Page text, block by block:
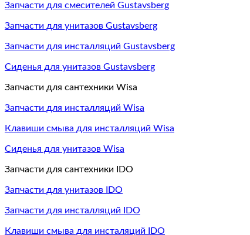
Запчасти для смесителей Gustavsberg
Запчасти для унитазов Gustavsberg
Запчасти для инсталляций Gustavsberg
Сиденья для унитазов Gustavsberg
Запчасти для сантехники Wisa
Запчасти для инсталляций Wisa
Клавиши смыва для инсталляций Wisa
Сиденья для унитазов Wisa
Запчасти для сантехники IDO
Запчасти для унитазов IDO
Запчасти для инсталляций IDO
Клавиши смыва для инсталяций IDO